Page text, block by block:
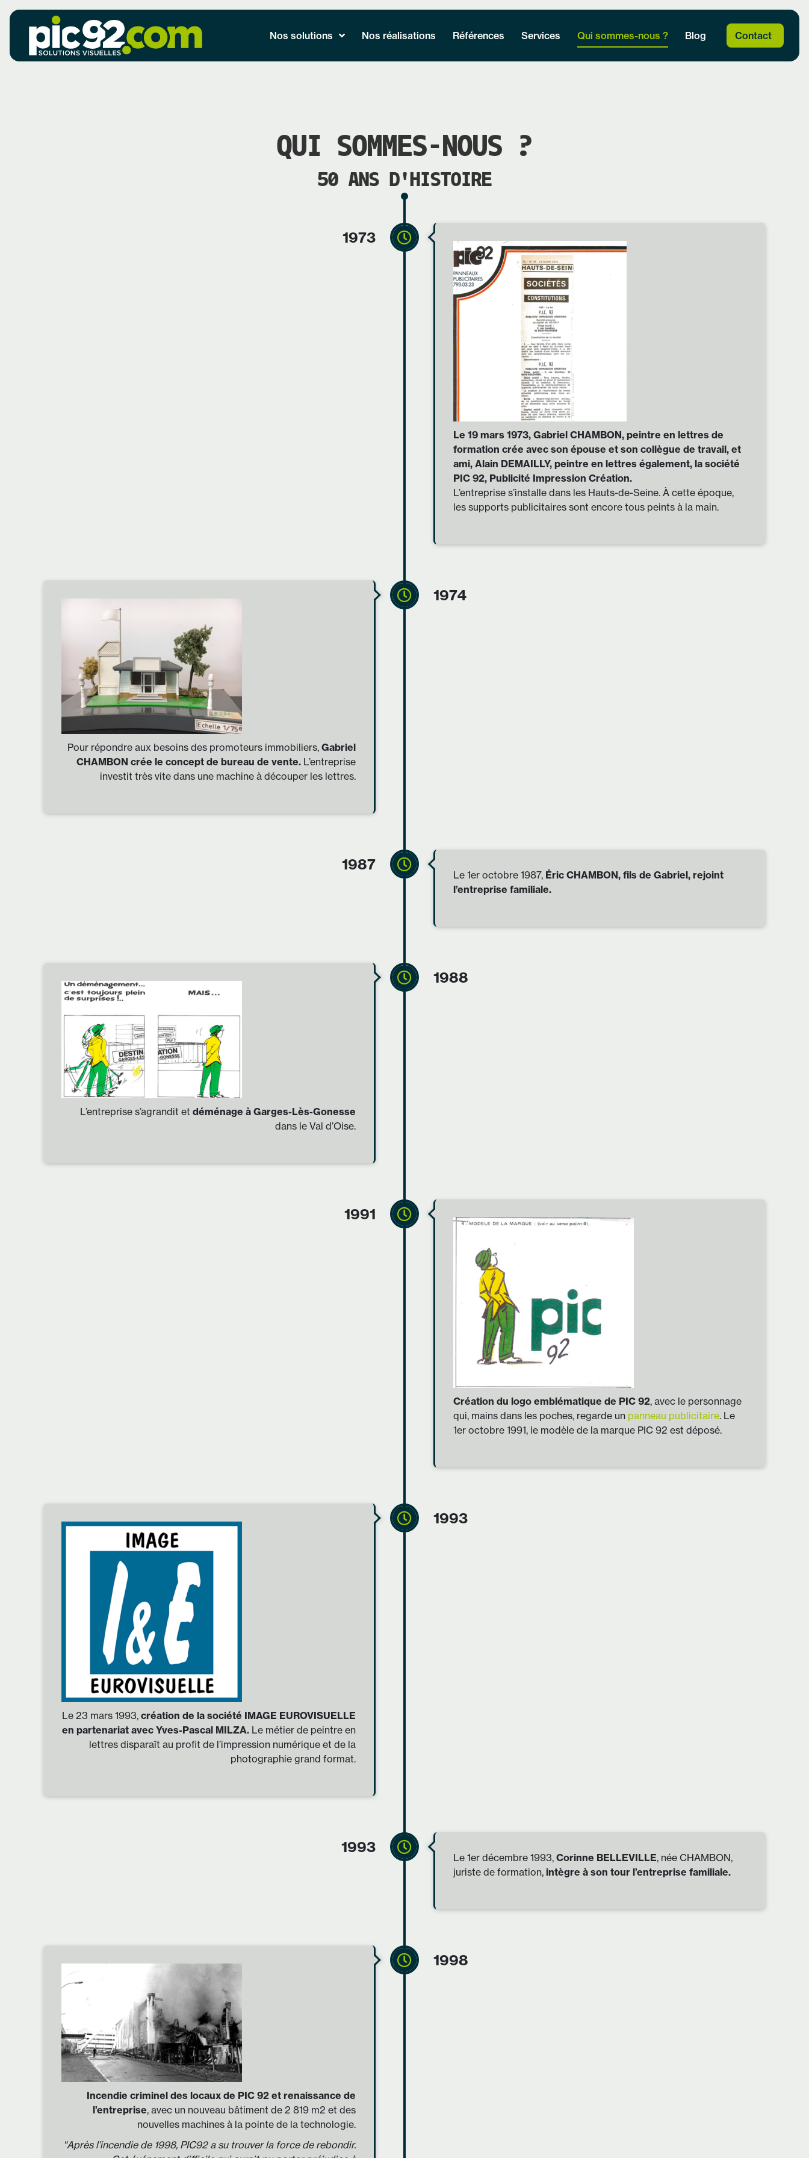
Nos solutions Nos réalisations Références Services Qui sommes-nous ? Blog Contact
QUI SOMMES-NOUS ?
50 ANS D'HISTOIRE
1973
Le 19 mars 1973, Gabriel CHAMBON, peintre en lettres de
formation crée avec son épouse et son collègue de travail, et
ami, Alain DEMAILLY, peintre en lettres également, la société
PIC 92, Publicité Impression Création.
L’entreprise s’installe dans les Hauts-de-Seine. À cette époque,
les supports publicitaires sont encore tous peints à la main.
1974
Pour répondre aux besoins des promoteurs immobiliers, Gabriel
CHAMBON crée le concept de bureau de vente. L’entreprise
investit très vite dans une machine à découper les lettres.
1987
Le 1er octobre 1987, Éric CHAMBON, fils de Gabriel, rejoint
l’entreprise familiale.
1988
L’entreprise s’agrandit et déménage à Garges-Lès-Gonesse
dans le Val d’Oise.
1991
Création du logo emblématique de PIC 92, avec le personnage
qui, mains dans les poches, regarde un panneau publicitaire. Le
1er octobre 1991, le modèle de la marque PIC 92 est déposé.
1993
Le 23 mars 1993, création de la société IMAGE EUROVISUELLE
en partenariat avec Yves-Pascal MILZA. Le métier de peintre en
lettres disparaît au profit de l’impression numérique et de la
photographie grand format.
1993
Le 1er décembre 1993, Corinne BELLEVILLE, née CHAMBON,
juriste de formation, intègre à son tour l’entreprise familiale.
1998
Incendie criminel des locaux de PIC 92 et renaissance de
l’entreprise, avec un nouveau bâtiment de 2 819 m2 et des
nouvelles machines à la pointe de la technologie.
"Après l’incendie de 1998, PIC92 a su trouver la force de rebondir.